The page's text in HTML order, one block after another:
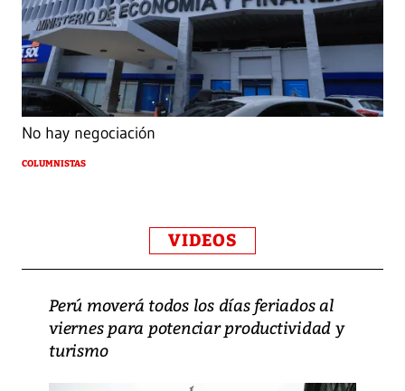
No hay negociación
COLUMNISTAS
VIDEOS
Perú moverá todos los días feriados al
viernes para potenciar productividad y
turismo